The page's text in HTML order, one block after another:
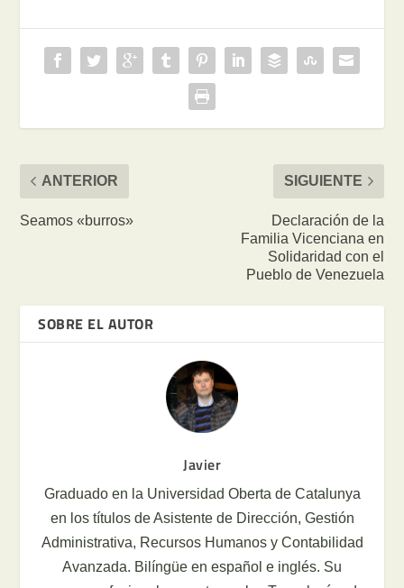
ANTERIOR
Seamos «burros»
SIGUIENTE
Declaración de la
Familia Vicenciana en
Solidaridad con el
Pueblo de Venezuela
SOBRE EL AUTOR
Javier
Graduado en la Universidad Oberta de Catalunya
en los títulos de Asistente de Dirección, Gestión
Administrativa, Recursos Humanos y Contabilidad
Avanzada. Bilíngüe en español e inglés. Su